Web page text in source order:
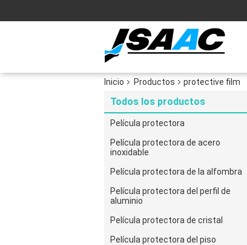
Inicio Productos protective film
Todos los productos
Película protectora
Película protectora de acero
inoxidable
Película protectora de la alfombra
Película protectora del perfil de
aluminio
Película protectora de cristal
Película protectora del piso